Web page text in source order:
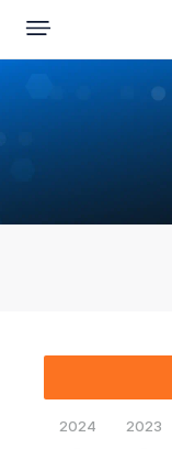
Về FPT
2024 2023